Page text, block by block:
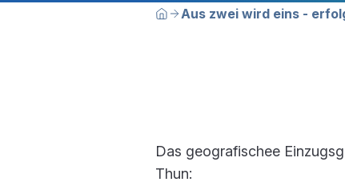
Sie befinden sich hier:
HomeAus zwei wird eins -
Das geografischee
Thun: